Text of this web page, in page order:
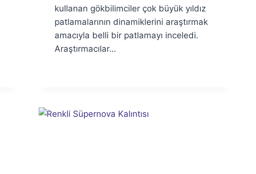
kullanan gökbilimciler çok büyük yıldız
patlamalarının dinamiklerini araştırmak
amacıyla belli bir patlamayı inceledi.
Araştırmacılar…